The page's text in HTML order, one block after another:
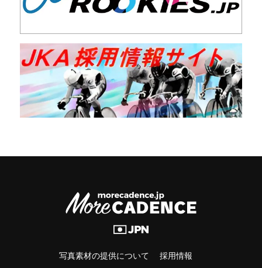
写真素材の提供について 採用情報